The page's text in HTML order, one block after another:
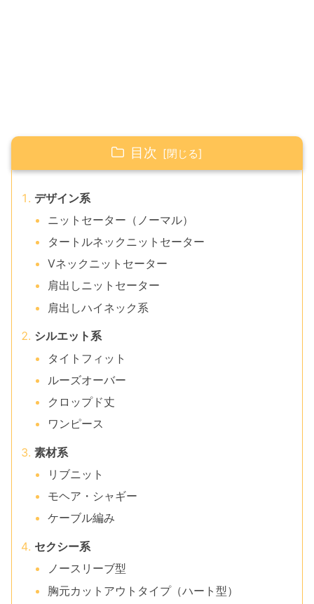
目次
デザイン系
ニットセーター（ノーマル）
タートルネックニットセーター
Vネックニットセーター
肩出しニットセーター
肩出しハイネック系
シルエット系
タイトフィット
ルーズオーバー
クロップド丈
ワンピース
素材系
リブニット
モヘア・シャギー
ケーブル編み
セクシー系
ノースリーブ型
胸元カットアウトタイプ（ハート型）